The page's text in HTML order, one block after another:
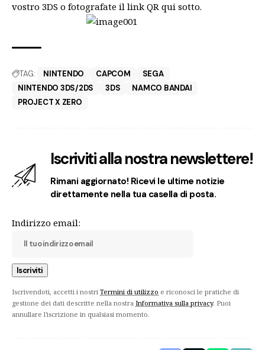
vostro 3DS o fotografate il link QR qui sotto.
TAG: NINTENDO CAPCOM
SEGA
NINTENDO 3DS/2DS
3DS
NAMCO BANDAI
PROJECT X ZERO
Iscriviti alla nostra newslettere!
Rimani aggiornato! Ricevi le ultime notizie
direttamente nella tua casella di posta.
Indirizzo email:
Iscrivendoti, accetti i nostri Termini di utilizzo e riconosci le pratiche di
gestione dei dati descritte nella nostra Informativa sulla privacy. Puoi
annullare l'iscrizione in qualsiasi momento.